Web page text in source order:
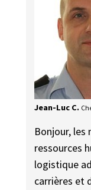
Jean-Luc C.
Bonjour, les
ressources
logistique
carrières et